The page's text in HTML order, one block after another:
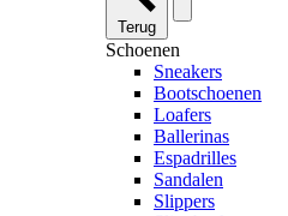
Terug
Schoenen
Sneakers
Bootschoenen
Loafers
Ballerinas
Espadrilles
Sandalen
Slippers